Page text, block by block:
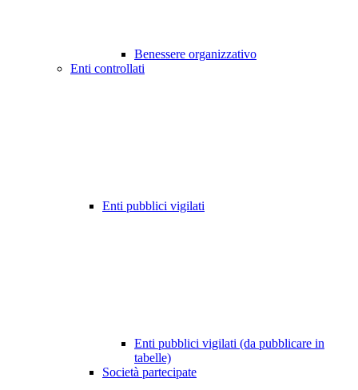
Benessere organizzativo
Enti controllati
Enti pubblici vigilati
Enti pubblici vigilati (da pubblicare in
tabelle)
Società partecipate